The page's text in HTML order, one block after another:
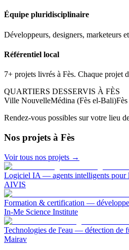
Équipe pluridisciplinaire
Développeurs, designers, marketeurs
Référentiel local
7+ projets livrés à Fès. Chaque projet
QUARTIERS DESSERVIS À FÈS
Ville NouvelleMédina (Fès el-Bali)
Rendez-vous possibles sur votre lieu
Nos projets à Fès
Voir tous nos projets →
Logiciel IA — agents intelligents pour
AIVIS
Formation & certification —
In-Me Science Institute
Technologies de l'eau — détection de
Mairav